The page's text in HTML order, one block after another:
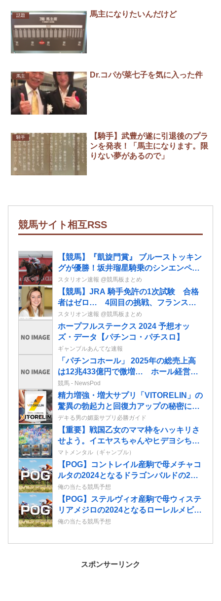
話題 馬主になりたいんだけど
馬主 Dr.コパが菜七子を気に入った件
騎手
【騎手】武豊が遂に引退後のプラ
ンを発表！「馬主になります。限
りない夢があるので」
競馬サイト相互RSS
【競馬】『凱旋門賞』 ブルーストッキン
グが優勝！坂井瑠星騎乗のシンエンペラ
ー、武豊騎乗のアルリファーは着外に沈
む…
スタリオン速報 @競馬板まとめ
【競馬】JRA 騎手免許の1次試験 合格
者はゼロ… 4回目の挑戦、フランス女
性騎手のミカエル・ミシェル騎手も不合
格に
スタリオン速報 @競馬板まとめ
ホープフルステークス 2024 予想オッ
ズ・データ【パチンコ・パチスロ】
ギャンブルあんてな速報
「パチンコホール」 2025年の総売上高
は12兆433億円で微増… ホール経営法
人数は10年間で半減 黒字企業割合は5
年ぶりに7割超え
競馬 - NewsPod
精力増強・増大サプリ「VITORELIN」の
驚異の勃起力と回復力アップの秘密に迫
る！
デキる男の媚薬サプリ必勝ガイド
【重要】戦国乙女のママ枠をハッキリさ
せよう。イエヤスちゃんやヒデヨシちゃ
んはママなのか。ノブ様はママではない
のかを
マトメンタル（ギャンブル）
【POG】コントレイル産駒で母メチャコ
ルタの2024となるドラゴンバルドの2歳
情報
俺の当たる競馬予想
【POG】ステルヴィオ産駒で母ウィステ
リアメジロの2024となるローレルメビウ
スの2歳情報
俺の当たる競馬予想
スポンサーリンク